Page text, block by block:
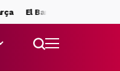
El Barça activa el plan B a